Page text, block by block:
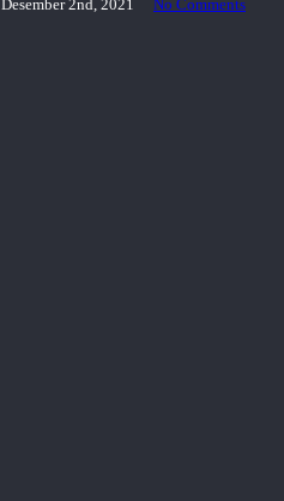
Desember 2nd, 2021 No Comments